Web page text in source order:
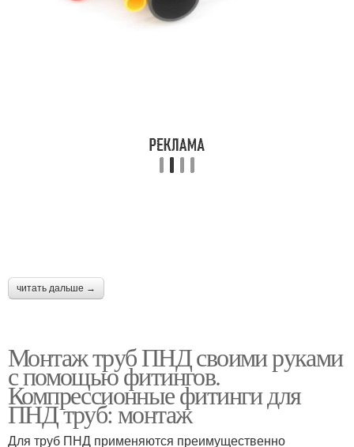
читать дальше →
Монтаж труб ПНД своими руками
с помощью фитингов.
Компрессионные фитинги для
ПНД труб: монтаж
Для труб ПНД применяются преимущественно